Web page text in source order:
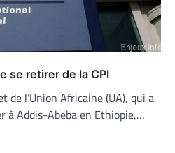
se retirer de la CPI
de l’Union Africaine (UA), qui a
à Addis-Abeba en Ethiopie,…